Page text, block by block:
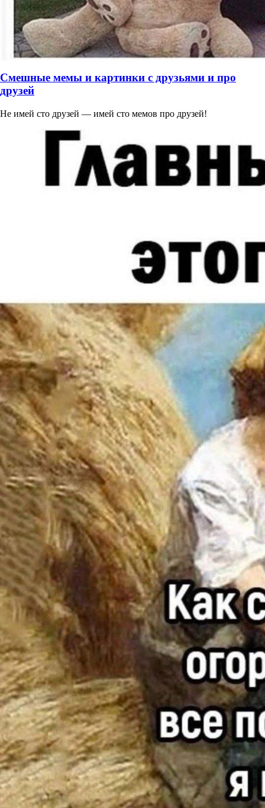
Смешные мемы и картинки с друзьями и про
друзей
Не имей сто друзей — имей сто мемов про друзей!